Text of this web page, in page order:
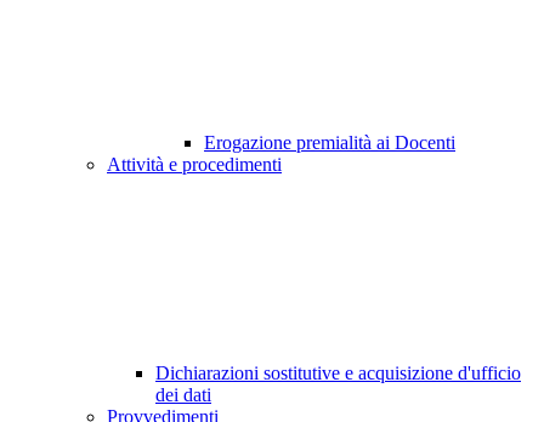
Erogazione premialità ai Docenti
Attività e procedimenti
Dichiarazioni sostitutive e acquisizione d'ufficio
dei dati
Provvedimenti